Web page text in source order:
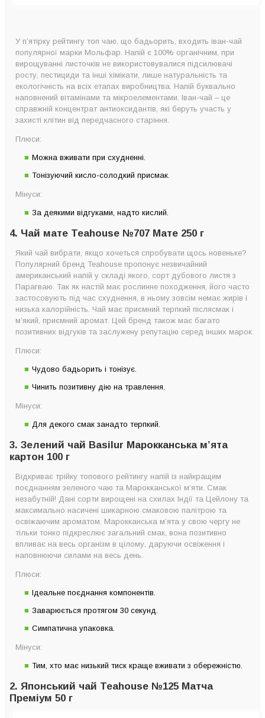
У п’ятірку рейтингу топ чаю, що бадьорить, входить іван-чай
популярної марки Мольфар. Напій є 100% органічним, при
вирощуванні листочків не використовувалися підсилювачі
росту, пестициди та інші хімікати, лише натуральність та
екологічність на всіх етапах виробництва. Напій буквально
наповнений вітамінами та мікроелементами. Іван-чай – це
справжній концентрат антиоксидантів, які беруть участь у
захисті клітин від передчасного старіння.
Плюси:
Можна вживати при схудненні.
Тонізуючий кисло-солодкий присмак.
Мінуси:
За деякими відгуками, надто кислий.
4. Чай мате Teahouse №707 Мате 250 г
Який чай вибрати, якщо хочеться спробувати щось новеньке?
Популярний бренд Teahouse пропонує незвичайний
американський напій у складі якого, сорт дубового листя з
Парагваю. Так як настій має рослинне походження, його часто
застосовують під час схуднення, в ньому зовсім немає жирів і
низька калорійність. Чай має приємний терпкий післясмак і
м’який, приємний аромат. Цей бренд також має багато
позитивних відгуків та заслужену репутацію серед інших марок.
Плюси:
Чудово бадьорить і тонізує.
Чинить позитивну дію на травлення.
Мінуси:
Для декого смак занадто терпкий.
3. Зелений чай Basilur Марокканська м’ята
картон 100 г
Відкриває трійку топового рейтингу напій із найкращим
поєднанням зеленого чаю та Марокканської м’яти. Смак
незабутній! Дані сорти вирощені на схилах Індії та Цейлону та
максимально насичені шикарною смаковою палітрою та
освіжаючим ароматом. Марокканська м’ята у свою чергу не
тільки тонко підкреслює загальний смак, вона позитивно
впливає на весь організм в цілому, даруючи освіження і
наповнюючи силами на весь день.
Плюси:
Ідеальне поєднання компонентів.
Заварюється протягом 30 секунд.
Симпатична упаковка.
Мінуси:
Тим, хто має низький тиск краще вживати з обережністю.
2. Японський чай Teahouse №125 Матча
Преміум 50 г